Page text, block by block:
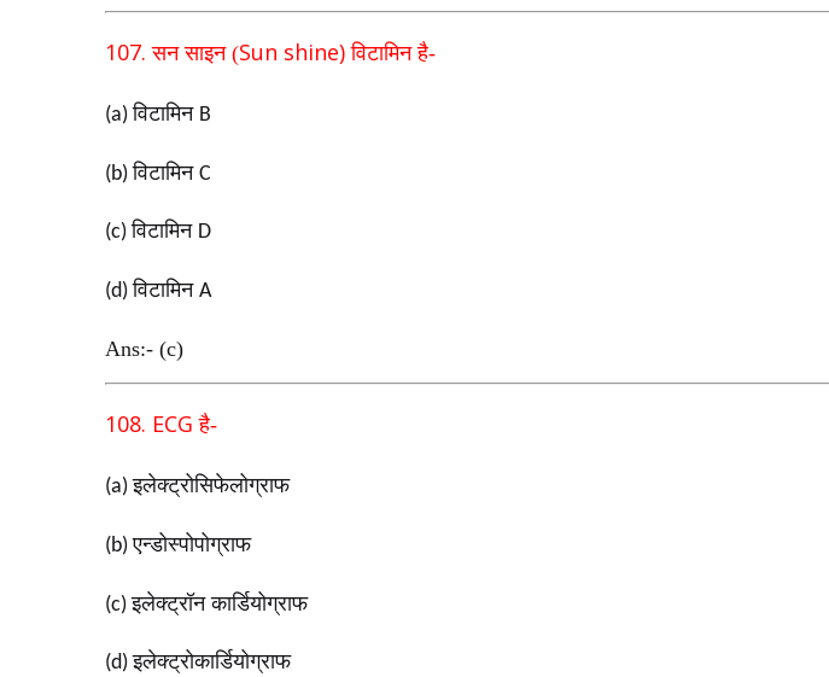
107.सन साइन (Sun shine)विटामिन है-
(a)विटामिन B
(b)विटामिन C
(c)विटामिन D
(d)विटामिन A
Ans:- (c)
108. ECGहै-
(a)इलेक्ट्रोसिफेलोग्राफ
(b)एन्डोस्पोपोग्राफ
(c)इलेक्ट्रॉन कार्डियोग्राफ
(d)इलेक्ट्रोकार्डियोग्राफ